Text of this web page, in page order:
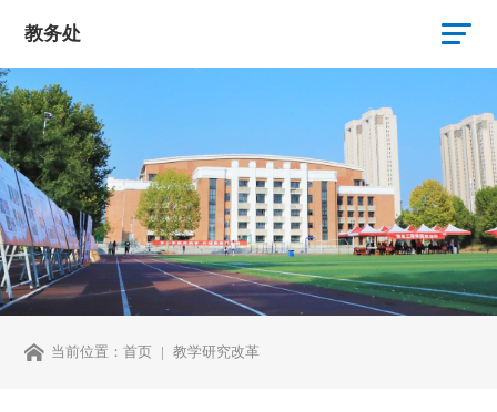
教务处
当前位置：首页 教学研究改革